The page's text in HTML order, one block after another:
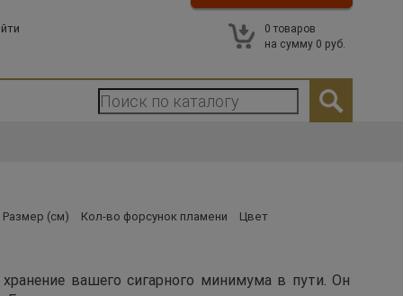
0 товаров
на сумму 0 руб.
Размер (см) Кол-во форсунок пламени Цвет
вашего сигарного минимума в пути. Он